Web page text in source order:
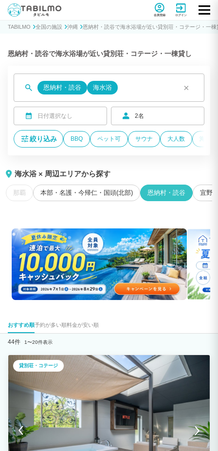
貸別荘コテージ・一棟貸し宿泊予約サイトTABILMO(タビルモ)
会員登録 ログイン
TABILMO 全国の施設 沖縄 恩納村・読谷で海水浴場が近い貸別荘・コテージ・一棟
恩納村・読谷で海水浴場が近い貸別荘・コテージ・一棟貸し
恩納村・読谷 海水浴 ×
日付選択なし 2名
絞り込み BBQ ペット可 サウナ 大人数 海が
海水浴 × 周辺エリアから探す
那覇 本部・名護・今帰仁・国頭(北部) 恩納村・読谷 宜野
おすすめ順予約が多い順料金が安い順
44件 1〜20件表示
貸別荘・コテージ